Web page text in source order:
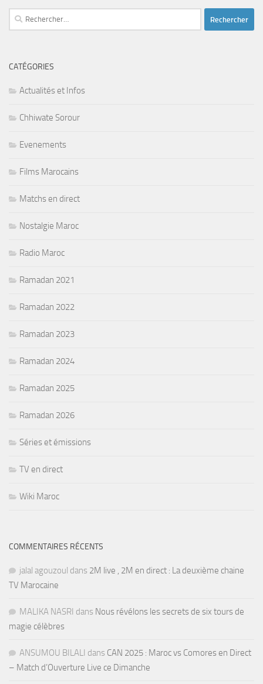
Rechercher :
CATÉGORIES
Actualités et Infos
Chhiwate Sorour
Evenements
Films Marocains
Matchs en direct
Nostalgie Maroc
Radio Maroc
Ramadan 2021
Ramadan 2022
Ramadan 2023
Ramadan 2024
Ramadan 2025
Ramadan 2026
Séries et émissions
TV en direct
Wiki Maroc
COMMENTAIRES RÉCENTS
jalal agouzoul dans 2M live , 2M en direct : La deuxième chaine
TV Marocaine
MALIKA NASRI dans Nous révélons les secrets de six tours de
magie célèbres
ANSUMOU BILALI dans CAN 2025 : Maroc vs Comores en Direct
– Match d’Ouverture Live ce Dimanche